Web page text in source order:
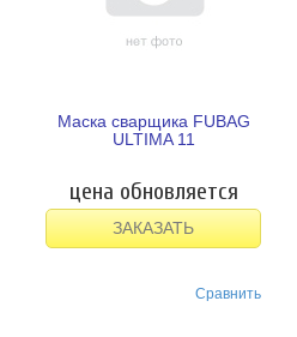
Маска сварщика FUBAG
ULTIMA 11
цена обновляется
ЗАКАЗАТЬ
Сравнить